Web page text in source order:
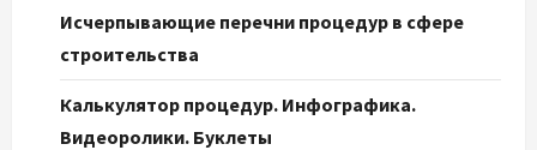
Исчерпывающие перечни процедур в сфере
строительства
Калькулятор процедур. Инфографика.
Видеоролики. Буклеты